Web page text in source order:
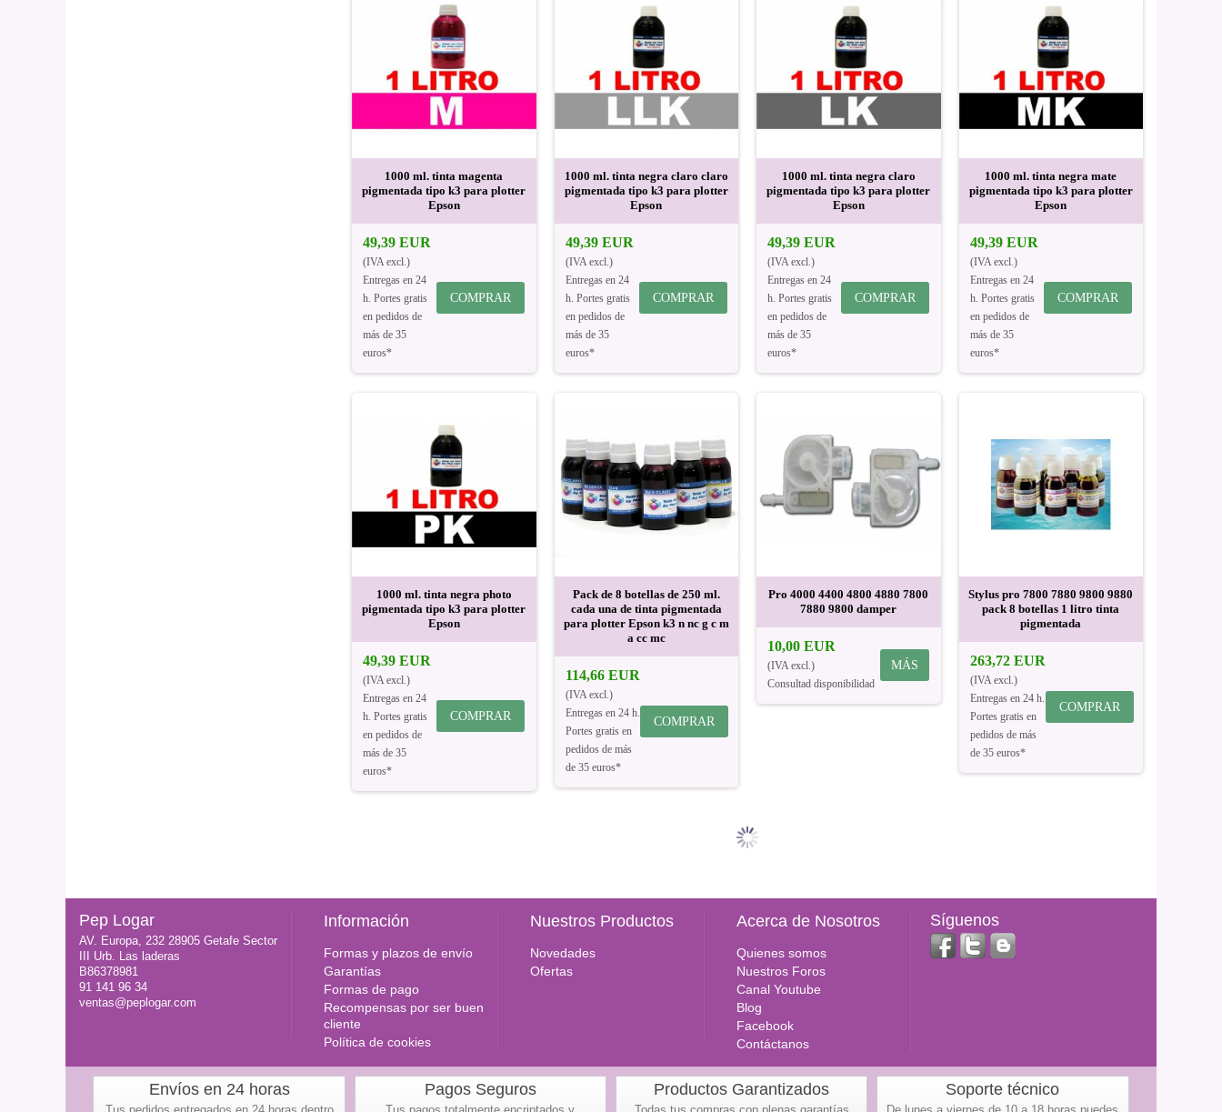
1000 ml. tinta magenta
pigmentada tipo k3 para plotter
Epson
49,39 EUR
(IVA excl.)
Entregas en 24
h. Portes gratis
en pedidos de
más de 35
euros*
COMPRAR
1000 ml. tinta negra claro claro
pigmentada tipo k3 para plotter
Epson
49,39 EUR
(IVA excl.)
Entregas en 24
h. Portes gratis
en pedidos de
más de 35
euros*
COMPRAR
1000 ml. tinta negra claro
pigmentada tipo k3 para plotter
Epson
49,39 EUR
(IVA excl.)
Entregas en 24
h. Portes gratis
en pedidos de
más de 35
euros*
COMPRAR
1000 ml. tinta negra mate
pigmentada tipo k3 para plotter
Epson
49,39 EUR
(IVA excl.)
Entregas en 24
h. Portes gratis
en pedidos de
más de 35
euros*
COMPRAR
1000 ml. tinta negra photo
pigmentada tipo k3 para plotter
Epson
49,39 EUR
(IVA excl.)
Entregas en 24
h. Portes gratis
en pedidos de
más de 35
euros*
COMPRAR
Pack de 8 botellas de 250 ml.
cada una de tinta pigmentada
para plotter Epson k3 n nc g c m
a cc mc
114,66 EUR
(IVA excl.)
Entregas en 24 h.
Portes gratis en
pedidos de más
de 35 euros*
COMPRAR
Pro 4000 4400 4800 4880 7800
7880 9800 damper
10,00 EUR
(IVA excl.)
Consultad disponibilidad
MÁS
Stylus pro 7800 7880 9800 9880
pack 8 botellas 1 litro tinta
pigmentada
263,72 EUR
(IVA excl.)
Entregas en 24 h.
Portes gratis en
pedidos de más
de 35 euros*
COMPRAR
Pep Logar
AV. Europa, 232 28905 Getafe Sector
III Urb. Las laderas
B86378981
91 141 96 34
ventas@peplogar.com
Información
Formas y plazos de envío
Garantías
Formas de pago
Recompensas por ser buen
cliente
Política de cookies
Nuestros Productos
Novedades
Ofertas
Acerca de Nosotros
Quienes somos
Nuestros Foros
Canal Youtube
Blog
Facebook
Contáctanos
Síguenos
Envíos en 24 horas Pagos Seguros Productos Garantizados Soporte técnico